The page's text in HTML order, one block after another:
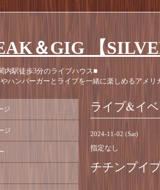
＆GIG 【
内駅徒歩3分のライブハウス■
ハンバーガーとライブを一緒に楽しめるアメリ
ライブ&イ
2024-11-02 (Sat)
指定なし
チチンプイ
ジ
ジ